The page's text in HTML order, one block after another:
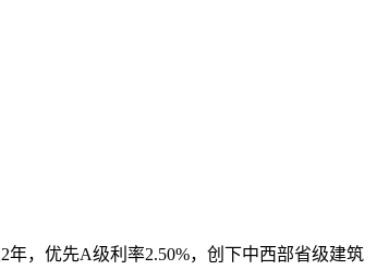
，优先A级利率2.50%，创下中西部省级建筑